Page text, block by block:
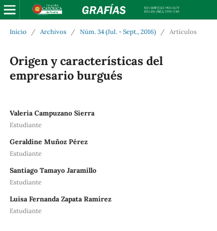
Inicio / Archivos / Núm. 34 (Jul. - Sept., 2016) / Artículos
Origen y características del
empresario burgués
Valeria Campuzano Sierra
Estudiante
Geraldine Muñoz Pérez
Estudiante
Santiago Tamayo Jaramillo
Estudiante
Luisa Fernanda Zapata Ramírez
Estudiante